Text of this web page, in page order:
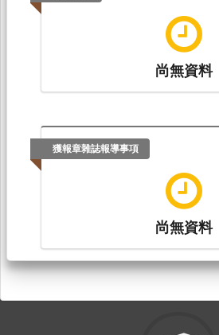
尚無資料
獲報章雜誌報導事項
尚無資料